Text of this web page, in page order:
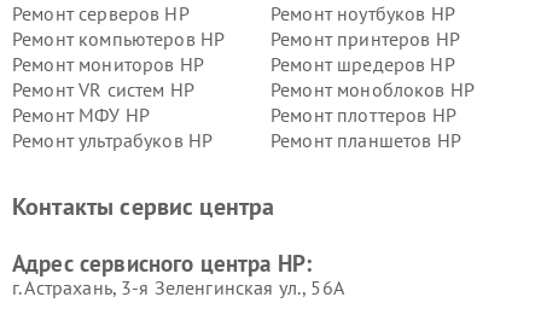
Ремонт серверов HP
Ремонт ноутбуков HP
Ремонт компьютеров HP
Ремонт принтеров HP
Ремонт мониторов HP
Ремонт шредеров HP
Ремонт VR систем HP
Ремонт моноблоков HP
Ремонт МФУ HP
Ремонт плоттеров HP
Ремонт ультрабуков HP
Ремонт планшетов HP
Контакты сервис центра
Адрес сервисного центра HP:
г. Астрахань, 3-я Зеленгинская ул., 56А